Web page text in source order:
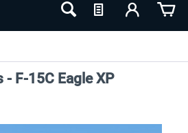
- F-15C Eagle XP